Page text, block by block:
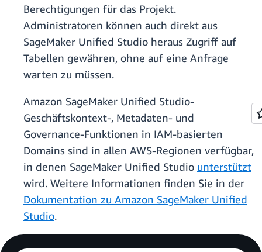
Berechtigungen für das Projekt.
Administratoren können auch direkt aus
SageMaker Unified Studio heraus Zugriff auf
Tabellen gewähren, ohne auf eine Anfrage
warten zu müssen.
Amazon SageMaker Unified Studio-
Geschäftskontext-, Metadaten- und
Governance-Funktionen in IAM-basierten
Domains sind in allen AWS-Regionen verfügbar,
in denen SageMaker Unified Studio unterstützt
wird. Weitere Informationen finden Sie in der
Dokumentation zu Amazon SageMaker Unified
Studio.